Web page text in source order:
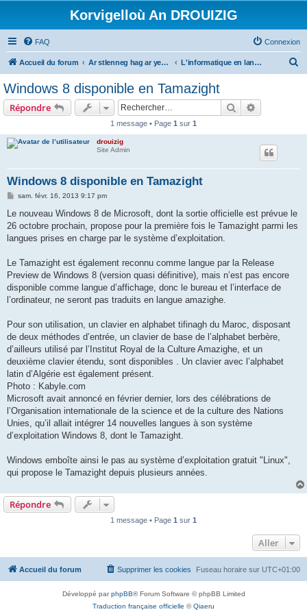
Korvigelloù An DROUIZIG
FAQ Connexion
Accueil du forum Ar stlenneg hag ar yezhoù bihan er bed a-bezh L'informatique en langues régionales et minoritaires
Windows 8 disponible en Tamazight
Répondre Rechercher
1 message • Page 1 sur 1
drouizig
Site Admin
Windows 8 disponible en Tamazight
M
s
a
g
sam. févr. 16, 2013 9:17 pm
Le nouveau Windows 8 de Microsoft, dont la sortie officielle est prévue le
26 octobre prochain, propose pour la première fois le Tamazight parmi les
langues prises en charge par le système d’exploitation.
Le Tamazight est également reconnu comme langue par la Release
Preview de Windows 8 (version quasi définitive), mais n’est pas encore
disponible comme langue d’affichage, donc le bureau et l’interface de
l’ordinateur, ne seront pas traduits en langue amazighe.
Pour son utilisation, un clavier en alphabet tifinagh du Maroc, disposant
de deux méthodes d’entrée, un clavier de base de l’alphabet berbère,
d’ailleurs utilisé par l’Institut Royal de la Culture Amazighe, et un
deuxième clavier étendu, sont disponibles . Un clavier avec l’alphabet
latin d’Algérie est également présent.
Photo : Kabyle.com
Microsoft avait annoncé en février dernier, lors des célébrations de
l’Organisation internationale de la science et de la culture des Nations
Unies, qu’il allait intégrer 14 nouvelles langues à son système
d’exploitation Windows 8, dont le Tamazight.
Windows emboîte ainsi le pas au système d’exploitation gratuit "Linux",
qui propose le Tamazight depuis plusieurs années.
Répondre
1 message • Page 1 sur 1
Aller
Accueil du forum Fuseau horaire sur UTC+01:00
Supprimer les cookies
Développé parphpBB® Forum Software © phpBB Limited
Traduction française officielle ©Qiaeru